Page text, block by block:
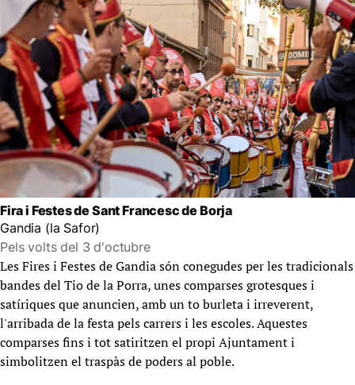
Fira i Festes de Sant Francesc de Borja
Gandia (la Safor)
Pels volts del 3 d'octubre
Les Fires i Festes de Gandia són conegudes per les tradicionals
bandes del Tio de la Porra, unes comparses grotesques i
satíriques que anuncien, amb un to burleta i irreverent,
l'arribada de la festa pels carrers i les escoles. Aquestes
comparses fins i tot satiritzen el propi Ajuntament i
simbolitzen el traspàs de poders al poble.